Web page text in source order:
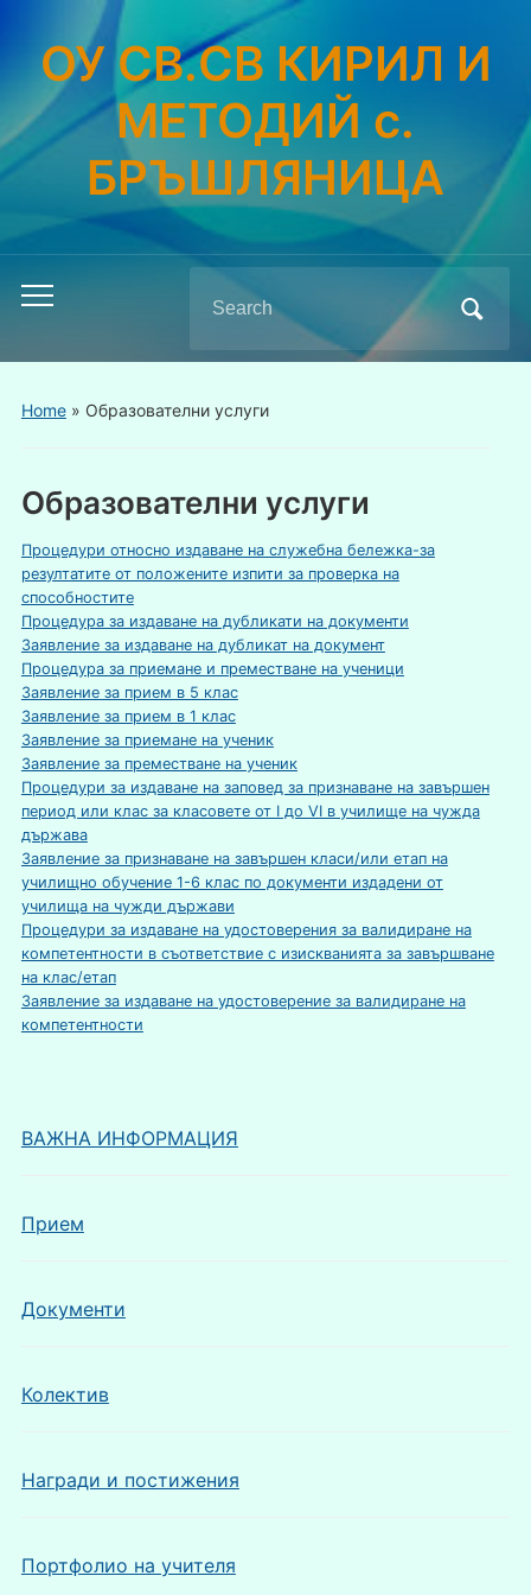
ОУ СВ.СВ КИРИЛ И
МЕТОДИЙ с.
БРЪШЛЯНИЦА
Toggle
menu
Search
for:
Home» Образователни услуги
ВАЖНА ИНФОРМАЦИЯ
Прием
Документи
Колектив
Награди и постижения
Портфолио на учителя
Образователни услуги
Процедури относно издаване на служебна бележка-за
резултатите от положените изпити за проверка на
способностите
Процедура за издаване на дубликати на документи
Заявление за издаване на дубликат на документ
Процедура за приемане и преместване на ученици
Заявление за прием в 5 клас
Заявление за прием в 1 клас
Заявление за приемане на ученик
Заявление за преместване на ученик
Процедури за издаване на заповед за признаване на завършен
период или клас за класовете от I до VI в училище на чужда
държава
Заявление за признаване на завършен класи/или етап на
училищно обучение 1-6 клас по документи издадени от
училища на чужди държави
Процедури за издаване на удостоверения за валидиране на
компетентности в съответствие с изискванията за завършване
на клас/етап
Заявление за издаване на удостоверение за валидиране на
компетентности